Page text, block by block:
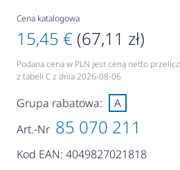
Cena katalogowa
15,45 € (67,11 zł)
Podana cena w PLN jest ceną netto
z tabeli C z dnia 2026-08-06
Art.-Nr 85 070 211
Kod EAN: 4049827021818
Grupa rabatowa: A